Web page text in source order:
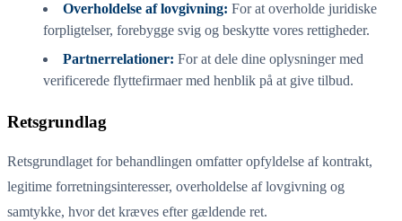
Overholdelse af lovgivning: For at overholde juridiske
forpligtelser, forebygge svig og beskytte vores rettigheder.
Partnerrelationer: For at dele dine oplysninger med
verificerede flyttefirmaer med henblik på at give tilbud.
Retsgrundlag
Retsgrundlaget for behandlingen omfatter opfyldelse af kontrakt,
legitime forretningsinteresser, overholdelse af lovgivning og
samtykke, hvor det kræves efter gældende ret.